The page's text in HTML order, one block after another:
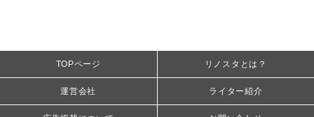
TOPページ リノスタとは？
運営会社 ライター紹介